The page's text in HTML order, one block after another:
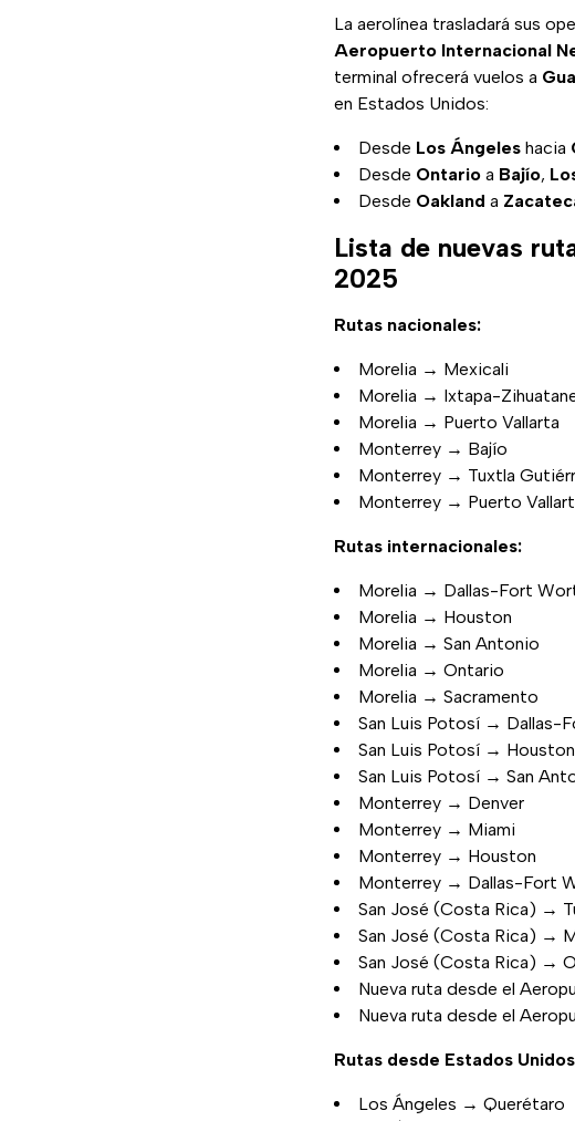
La aerolínea trasladará sus
Aeropuerto Internacional
terminal ofrecerá vuelos a
en Estados Unidos:
Desde Los Ángeles hacia
Desde Ontario a Bajío,
Desde Oakland a
Lista de nuevas
2025
Rutas nacionales:
Morelia → Mexicali
Morelia → Ixtapa-
Morelia → Puerto Vallarta
Monterrey → Bajío
Monterrey → Tuxtla
Monterrey → Puerto
Rutas internacionales:
Morelia → Dallas-Fort
Morelia → Houston
Morelia → San Antonio
Morelia → Ontario
Morelia → Sacramento
San Luis Potosí → Dallas-
San Luis Potosí → Houston
San Luis Potosí → San
Monterrey → Denver
Monterrey → Miami
Monterrey → Houston
Monterrey → Dallas-Fort
San José (Costa Rica) →
San José (Costa Rica) →
San José (Costa Rica) →
Nueva ruta desde el
Nueva ruta desde el
Rutas desde Estados
Los Ángeles → Querétaro